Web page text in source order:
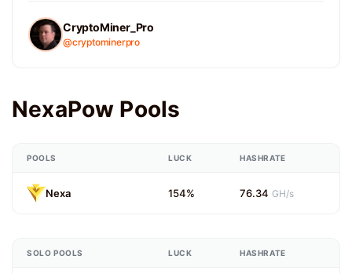
CryptoMiner_Pro
@cryptominerpro
NexaPow Pools
POOLS LUCK HASHRATE
Nexa 154% 76.34 GH/s
SOLO POOLS LUCK HASHRATE